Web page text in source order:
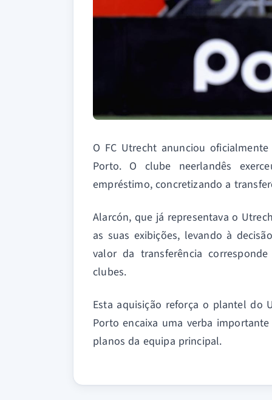
O FC Utrecht anunciou
Porto. O clube neerlandês
empréstimo, concretizando a
Alarcón, que já representava o
as suas exibições, levando à
valor da transferência
clubes.
Esta aquisição reforça o plantel do
Porto encaixa uma verba
planos da equipa principal.